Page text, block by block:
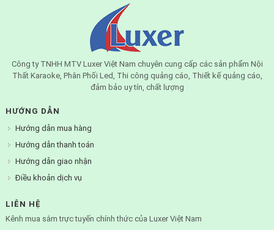
Công ty TNHH MTV Luxer Việt Nam chuyên cung cấp các sản phẩm Nội
Thất Karaoke, Phân Phối Led, Thi công quảng cáo, Thiết kế quảng cáo,
đảm bảo uy tín, chất lượng
HƯỚNG DẪN
Hướng dẫn mua hàng
Hướng dẫn thanh toán
Hướng dẫn giao nhận
Điều khoản dịch vụ
LIÊN HỆ
Kênh mua sắm trực tuyến chính thức của Luxer Việt Nam